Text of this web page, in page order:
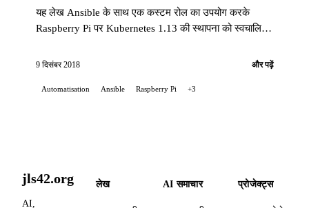
यह लेख Ansible के साथ एक कस्टम रोल का उपयोग करके
Raspberry Pi पर Kubernetes 1.13 की स्थापना को स्वचालित
9 दिसंबर 2018 और पढ़ें
Automatisation Ansible Raspberry Pi +3
jls42.org
AI,
लेख AI समाचार प्रोजेक्ट्स